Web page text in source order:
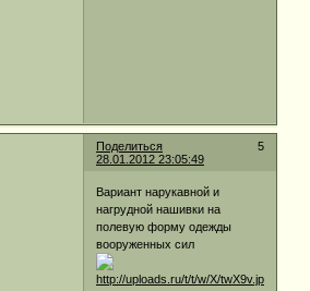
Поделиться
5
28.01.2012 23:05:49
Вариант нарукавной и
нагрудной нашивки на
полевую форму одежды
вооруженных сил